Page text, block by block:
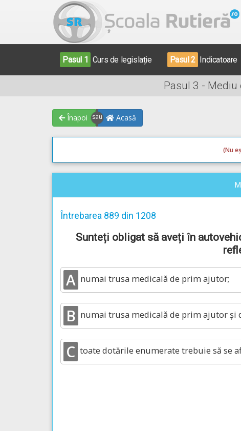
Pasul 1 Curs de legislație Pasul 2 Indicatoare
Pasul 3 - Mediu
Înapoi Acasă
(Nu
Întrebarea 889 din 1208
Sunteți obligat să aveți în
A numai trusa medicală de prim ajutor;
B numai trusa medicală de prim ajutor
C toate dotările enumerate trebuie să se